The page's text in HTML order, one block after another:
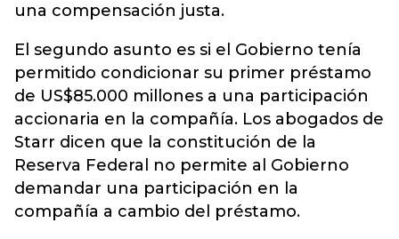
una compensación justa.
El segundo asunto es si el Gobierno tenía
permitido condicionar su primer préstamo
de US$85.000 millones a una participación
accionaria en la compañía. Los abogados de
Starr dicen que la constitución de la
Reserva Federal no permite al Gobierno
demandar una participación en la
compañía a cambio del préstamo.